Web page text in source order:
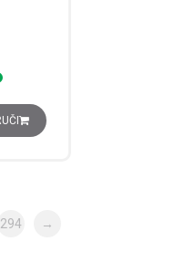
kontakt–10 A–max 250
294 →